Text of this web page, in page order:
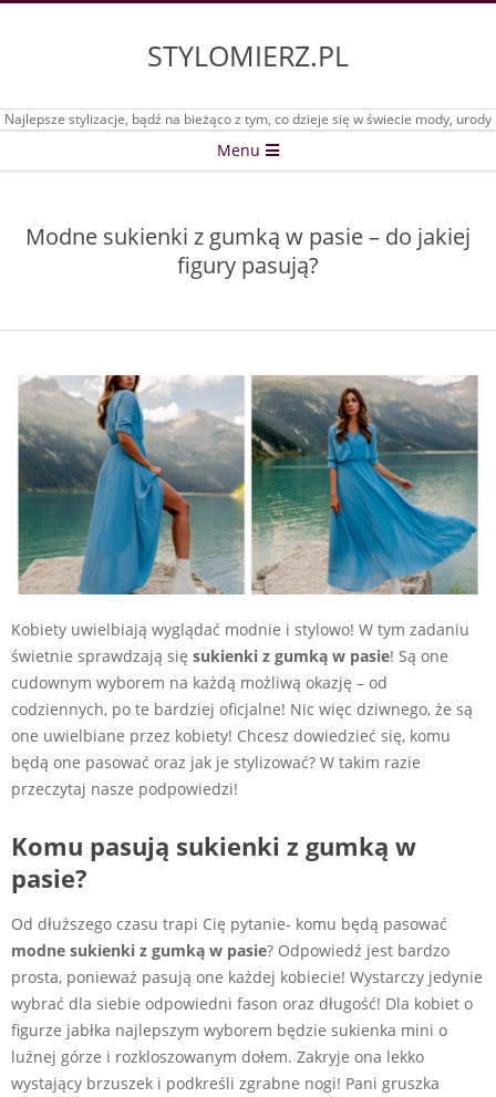
STYLOMIERZ.PL
Najlepsze stylizacje, bądź na bieżąco z tym, co dzieje się w świecie mody, urody
Menu
Modne sukienki z gumką w pasie – do jakiej
figury pasują?
Kobiety uwielbiają wyglądać modnie i stylowo! W tym zadaniu
świetnie sprawdzają się sukienki z gumką w pasie! Są one
cudownym wyborem na każdą możliwą okazję – od
codziennych, po te bardziej oficjalne! Nic więc dziwnego, że są
one uwielbiane przez kobiety! Chcesz dowiedzieć się, komu
będą one pasować oraz jak je stylizować? W takim razie
przeczytaj nasze podpowiedzi!
Komu pasują sukienki z gumką w
pasie?
Od dłuższego czasu trapi Cię pytanie- komu będą pasować
modne sukienki z gumką w pasie? Odpowiedź jest bardzo
prosta, ponieważ pasują one każdej kobiecie! Wystarczy jedynie
wybrać dla siebie odpowiedni fason oraz długość! Dla kobiet o
figurze jabłka najlepszym wyborem będzie sukienka mini o
luźnej górze i rozkloszowanym dołem. Zakryje ona lekko
wystający brzuszek i podkreśli zgrabne nogi! Pani gruszka